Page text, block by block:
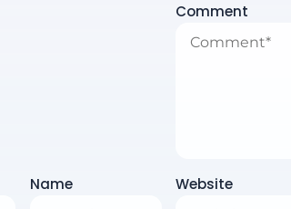
Comment
Name Website